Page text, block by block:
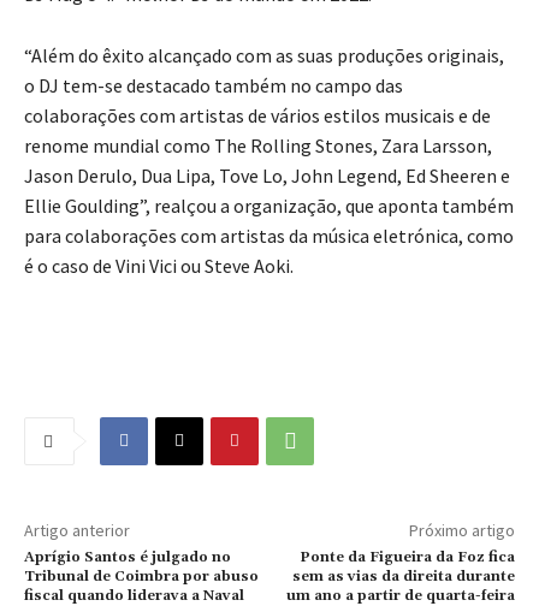
“Além do êxito alcançado com as suas produções originais,
o DJ tem-se destacado também no campo das
colaborações com artistas de vários estilos musicais e de
renome mundial como The Rolling Stones, Zara Larsson,
Jason Derulo, Dua Lipa, Tove Lo, John Legend, Ed Sheeren e
Ellie Goulding”, realçou a organização, que aponta também
para colaborações com artistas da música eletrónica, como
é o caso de Vini Vici ou Steve Aoki.
Artigo anterior
Aprígio Santos é julgado no
Tribunal de Coimbra por abuso
fiscal quando liderava a Naval
Próximo artigo
Ponte da Figueira da Foz fica
sem as vias da direita durante
um ano a partir de quarta-feira